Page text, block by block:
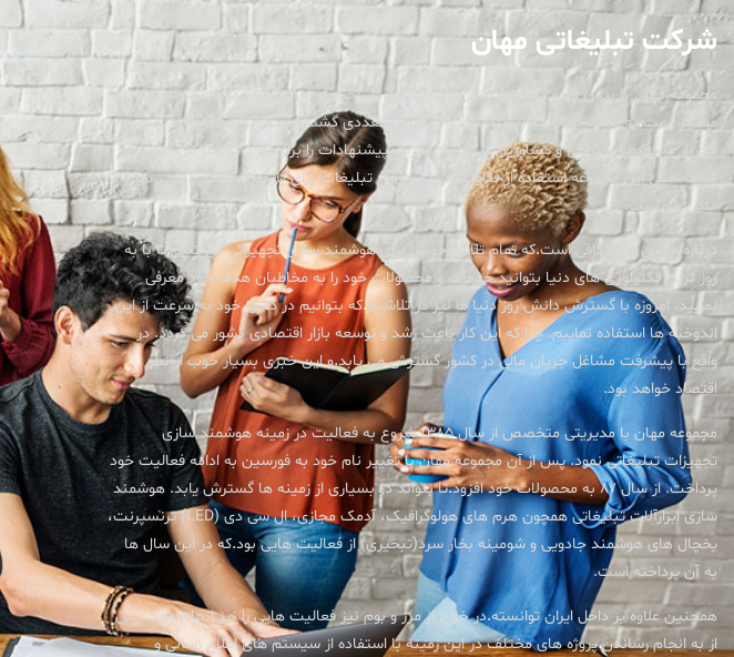
شرکت تبلیغاتی مهان
مجموعه مهان با بیش از دو دهه تجربه در زمینه طراحی، ساخت و راه اندازی تجهیزات هوشمند
مفتخر است.که باعث توسعه و رشد کسب و کار های متعددی گشته است. این مجموعه با بهترین
کادر از متخصصان طراحی و مشاورین با تجربه بهترین پیشنهادات را برای افراد در نظر می گیرد.
هدف اصلی این مجموعه استفاده از فناوری های نوین در تبلیغات برای بازخورد بیشتر و بهتر دیده
شدن شماست.
درباره ما این نکته کافی است.که تمام تلاش خود را برای هوشمند سازی تجهیزاتی می کنیم.تا با به
روز ترین تکنولوژی های دنیا بتوانید خدمات و محصولات خود را به مخاطبان هدف خود معرفی
نمایید. امروزه با گسترش دانش روز دنیا ما نیز در تلاشیم.که بتوانیم در کشور خود به سرعت از این
اندوخته ها استفاده نماییم. چرا که این کار باعث رشد و توسعه بازار اقتصادی کشور می گردد. در
واقع با پیشرفت مشاغل جریان مالی در کشور گسترش می یابد.و این خبری بسیار خوب از نظر
اقتصاد خواهد بود.
مجموعه مهان با مدیریتی متخصص از سال ۱۳۸۵ شروع به فعالیت در زمینه هوشمند سازی
تجهیزات تبلیغاتی نمود. پس از آن مجموعه مهان با تغییر نام خود به فورسین به ادامه فعالیت خود
پرداخت. از سال ۸۷ به محصولات خود افزود
.تا بتواند در بسیاری از زمینه ها گسترش یابد. هوشمند
سازی ابزارآلات تبلیغاتی همچون هرم های هولوگرافیک، آدمک مجازی، ال سی دی (LED) ترنسپرنت،
یخچال های هوشمند جادویی و شومینه بخار سرد(تبخیری) از فعالیت هایی بود.که در این سال ها
به آن پرداخته است.
همچنین علاوه بر داخل ایران توانسته.در خارج از مرز و بوم نیز فعالیت هایی را نیز انجام دهد. پس
از به انجام رساندن.پروژه های مختلف در این زمینه با استفاده از سیستم های اطلاع رسانی و